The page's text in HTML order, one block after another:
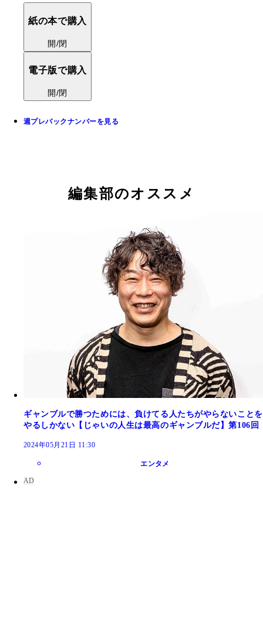
紙の本で購入
開/閉
電子版で購入
開/閉
週プレバックナンバーを見る
編集部のオススメ
ギャンブルで勝つためには、負けてる人たちがやらないことを
やるしかない【じゃいの人生は最高のギャンブルだ】第106回
2024年05月21日 11:30
エンタメ